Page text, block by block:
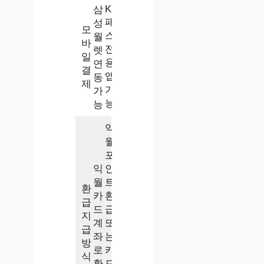
모
바
일
결
제
삼
성
월
렛
연
동
가
능
K
패
스
전
용
앱
가
능
환
급
지
급
방
식
익
월
카
드
계
좌
로
익
월
포
인
트
환
급
또
는
카